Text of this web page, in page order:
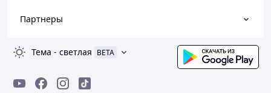
Партнеры
Тема - светлая BETA